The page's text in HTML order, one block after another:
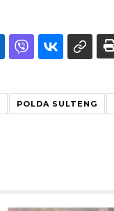
POLDA SULTENG